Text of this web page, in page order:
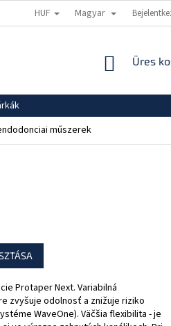
TÁJÉKOZTATÓ SZÁLLÍTÁS ÉS
HUF Magyar
KOSÁR
Üres
műszerek
Protaper Next. Variabilná
zvyšuje odolnosť a znižuje riziko
WaveOne). Väčšia flexibilita - je